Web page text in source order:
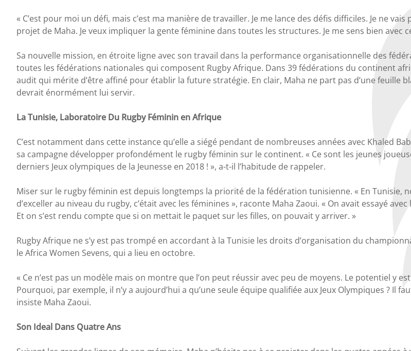
« C’est pour moi un défi, mais c’est ma manière de travailler. Je me lance des défis difficiles. Je ne
projet de Maha. Je veux impliquer la gente féminine dans toutes les structures. Je me sens bien avec
Sa nouvelle mission, en étroite ligne avec son travail dans la performance organisationnelle des
toutes les fédérations nationales qui composent Rugby Afrique. Dans 39 fédérations du continent
audit qui mérite d’être affiné pour établir la future stratégie. En clair, Maha ne part pas d’une feuille
devrait énormément lui servir.
La Tunisie, Laboratoire Du Rugby Féminin en Afrique
C’est notamment dans cette instance qu’elle a siégé pendant de nombreuses années avec Khaled
sa campagne développer profondément le rugby féminin sur le continent. « Ce sont les jeunes
derniers Jeux olympiques de la Jeunesse en 2018 ! », a-t-il l’habitude de rappeler.
Miser sur le rugby féminin est depuis longtemps la priorité de la fédération tunisienne. « En Tunisie,
d’exceller au niveau du rugby, c’était avec les féminines », raconte Maha Zaoui. « On avait essayé
Et on s’est rendu compte que si on mettait le paquet sur les filles, on pouvait y arriver. »
Rugby Afrique ne s’y est pas trompé en accordant à la Tunisie les droits d’organisation du
le Africa Women Sevens, qui a lieu en octobre.
« Ce n’est pas un modèle mais on montre que l’on peut réussir avec peu de moyens. Le potentiel y
Pourquoi, par exemple, il n’y a aujourd’hui a qu’une seule équipe qualifiée aux Jeux Olympiques ? Il
insiste Maha Zaoui.
Son Ideal Dans Quatre Ans